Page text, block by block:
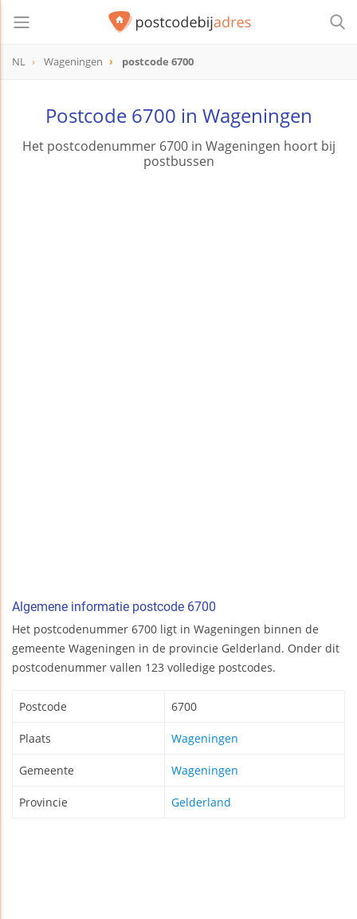
NL Wageningen postcode 6700
Postcode 6700 in Wageningen
Het postcodenummer 6700 in Wageningen hoort bij
postbussen
Algemene informatie postcode 6700
Het postcodenummer 6700 ligt in Wageningen binnen de
gemeente Wageningen in de provincie Gelderland. Onder dit
postcodenummer vallen 123 volledige postcodes.
Postcode 6700
Plaats Wageningen
Gemeente Wageningen
Provincie Gelderland